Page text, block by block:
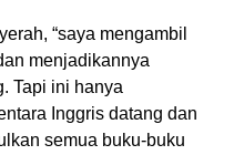
“saya mengambil
menjadikannya
Tapi ini hanya
Inggris datang dan
semua buku-buku